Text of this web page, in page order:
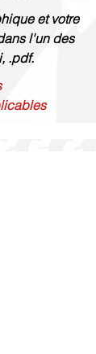
et votre
l'un des
.pdf.